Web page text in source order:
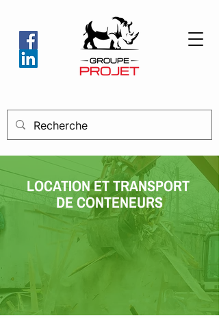
LOCATION ET TRANSPORT
DE CONTENEURS